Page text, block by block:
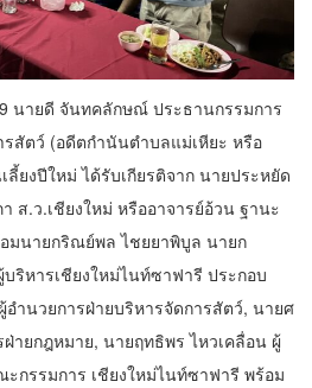
นายดี จันทคลักษณ์ ประธานกรรมการ
สัตว์ (อดีตกำนันตำบลแม่เหียะ หรือ
ยงปีใหม่ ได้รับเกียรติจาก นายประหยัด
ส.ว.เชียงใหม่ หรืออาจารย์อ้วน ฐานะ
มนายกริณย์พล ไชยยาพิบูล นายก
ริหารเชียงใหม่ไนท์ซาฟารี ประกอบ
ำนวยการฝ่ายบริหารจัดการสัตว์, นายศ
ายกฎหมาย, นายฤทธิพร ไหวเคลื่อน ผู้
กรรมการ เชียงใหม่ไนท์ซาฟารี พร้อม